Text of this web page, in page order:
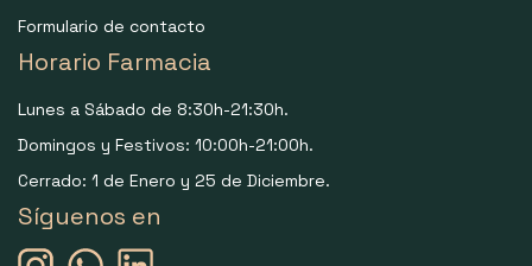
Formulario de contacto
Horario Farmacia
Lunes a Sábado de 8:30h-21:30h.
Domingos y Festivos: 10:00h-21:00h.
Cerrado: 1 de Enero y 25 de Diciembre.
Síguenos en